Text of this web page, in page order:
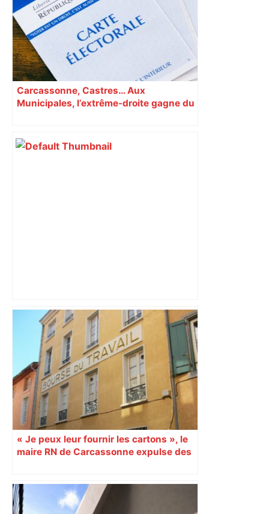
au sud de Toulouse – ladepeche.fr
Carcassonne, Castres… Aux
Municipales, l’extrême-droite gagne du
Alliance PS/LFI à Toulouse : Marc
Sztulman claque la porte – RMC
« Je peux leur fournir les cartons », le
maire RN de Carcassonne expulse des